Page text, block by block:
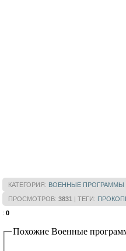
КАТЕГОРИЯ: ВОЕННЫЕ ПРОГРАММЫ
ПРОСМОТРОВ: 3831 | ТЕГИ:
: 0
Похожие Военные